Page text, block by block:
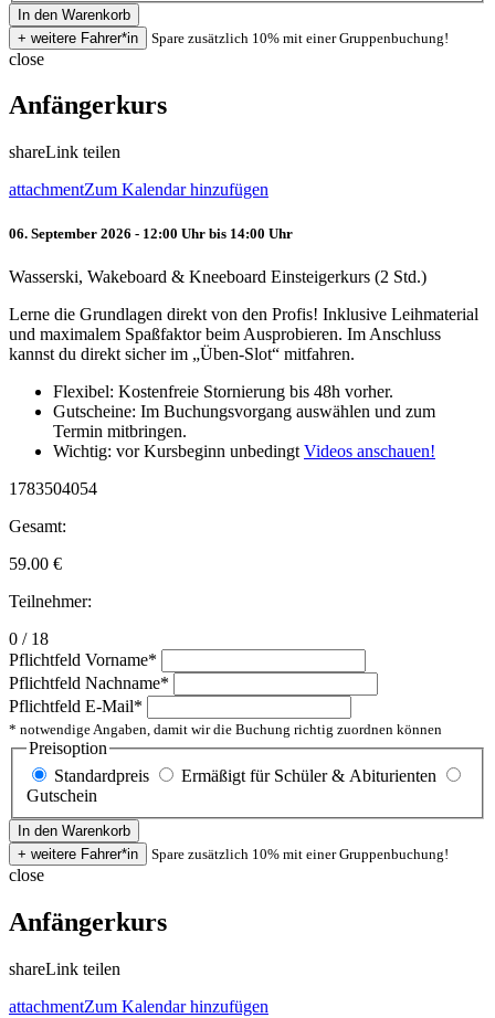
Spare zusätzlich 10% mit einer Gruppenbuchung!
close
Anfängerkurs
shareLink teilen
attachmentZum Kalendar hinzufügen
06. September 2026 - 12:00 Uhr bis 14:00 Uhr
Wasserski, Wakeboard & Kneeboard Einsteigerkurs (2 Std.)
Lerne die Grundlagen direkt von den Profis! Inklusive Leihmaterial
und maximalem Spaßfaktor beim Ausprobieren. Im Anschluss
kannst du direkt sicher im „Üben-Slot“ mitfahren.
Flexibel: Kostenfreie Stornierung bis 48h vorher.
Gutscheine: Im Buchungsvorgang auswählen und zum
Termin mitbringen.
Wichtig: vor Kursbeginn unbedingt Videos anschauen!
1783504054
Gesamt:
59.00 €
Teilnehmer:
0 / 18
Pflichtfeld Vorname*
Pflichtfeld Nachname*
Pflichtfeld E-Mail*
* notwendige Angaben, damit wir die Buchung richtig zuordnen können
Preisoption
Standardpreis
Ermäßigt für Schüler & Abiturienten
Gutschein
Spare zusätzlich 10% mit einer Gruppenbuchung!
close
Anfängerkurs
shareLink teilen
attachmentZum Kalendar hinzufügen